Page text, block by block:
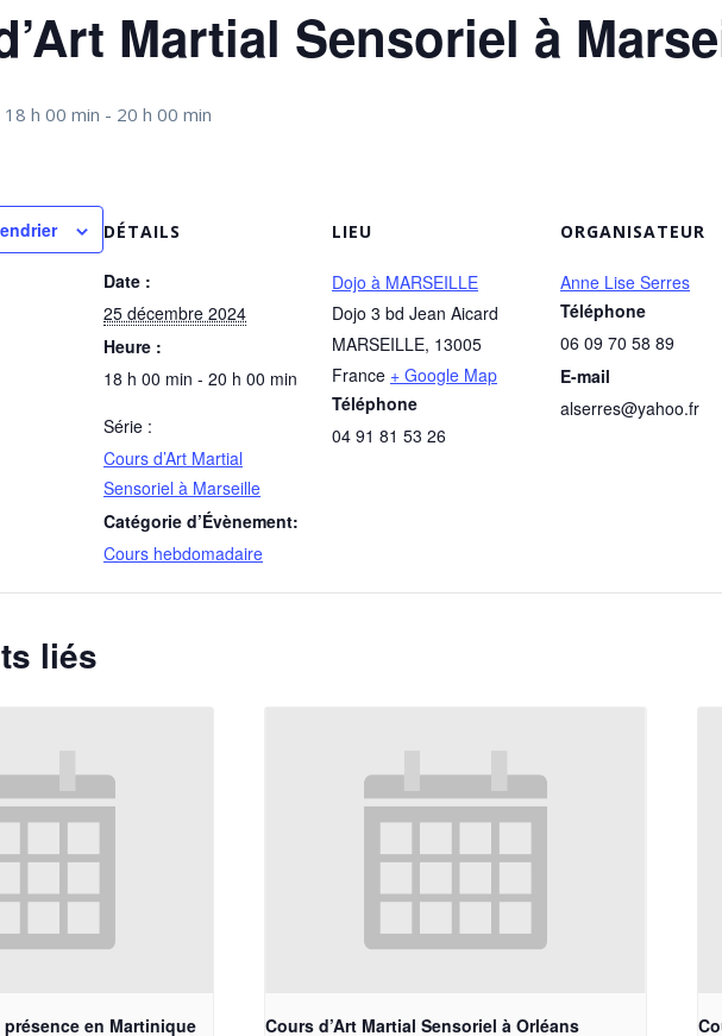
Martial Sensoriel à
h 00 min - 20 h 00 min
DÉTAILS
Date :
25 décembre 2024
Heure :
18 h 00 min - 20 h 00 min
Série :
Cours d’Art Martial
Sensoriel à Marseille
Catégorie d’Évènement:
Cours hebdomadaire
LIEU
Dojo à MARSEILLE
Dojo 3 bd Jean Aicard
MARSEILLE, 13005
France + Google Map
Téléphone
04 91 81 53 26
ORGANISATEUR
Anne Lise Serres
Téléphone
06 09 70 58 89
E-mail
alserres@yahoo.fr
liés
en Martinique Cours d’Art Martial Sensoriel à Orléans